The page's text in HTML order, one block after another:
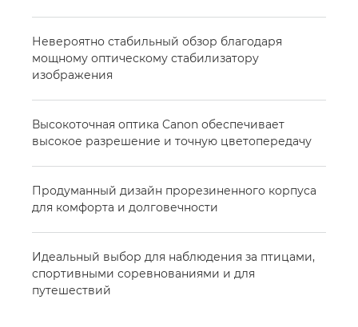
Невероятно стабильный обзор благодаря
мощному оптическому стабилизатору
изображения
Высокоточная оптика Canon обеспечивает
высокое разрешение и точную цветопередачу
Продуманный дизайн прорезиненного корпуса
для комфорта и долговечности
Идеальный выбор для наблюдения за птицами,
спортивными соревнованиями и для
путешествий